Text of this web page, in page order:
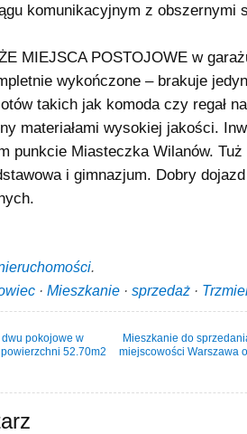
komunikacyjnym z obszernymi
MIEJSCA POSTOJOWE w
wykończone – brakuje
takich jak komoda czy regał
materiałami wysokiej jakości.
punkcie Miasteczka Wilanów. Tuż
i gimnazjum. Dobry dojazd
.
· Mieszkanie · sprzedaż ·
pokojowe w
52.70m2
Mieszkanie do
miejscowości Warszawa